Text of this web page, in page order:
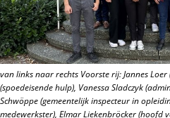
van links naar rechts Voorste rij: Jannes
(spoedeisende hulp), Vanessa Sladczyk
Schwöppe (gemeentelijk inspecteur in
medewerkster), Elmar Liekenbröcker (hoofd